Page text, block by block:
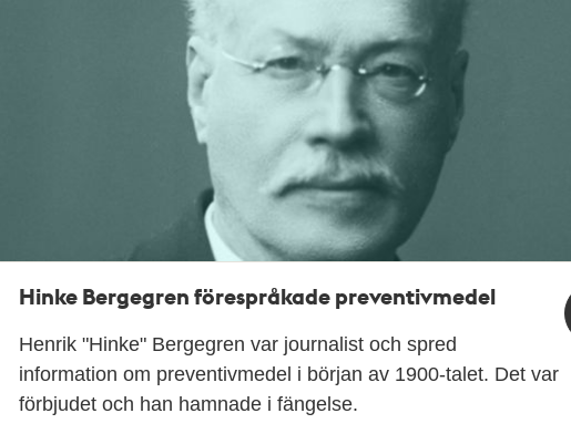
Hinke Bergegren förespråkade preventivmedel
Henrik "Hinke" Bergegren var journalist och spred
information om preventivmedel i början av 1900-talet. Det var
förbjudet och han hamnade i fängelse.